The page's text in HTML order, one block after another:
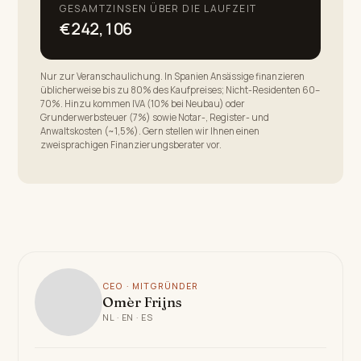
GESAMTZINSEN ÜBER DIE LAUFZEIT
€242,106
Nur zur Veranschaulichung. In Spanien Ansässige finanzieren
üblicherweise bis zu 80% des Kaufpreises; Nicht-Residenten 60–
70%. Hinzu kommen IVA (10% bei Neubau) oder
Grunderwerbsteuer (7%) sowie Notar-, Register- und
Anwaltskosten (~1,5%). Gern stellen wir Ihnen einen
zweisprachigen Finanzierungsberater vor.
CEO · MITGRÜNDER
Omèr Frijns
NL · EN · ES